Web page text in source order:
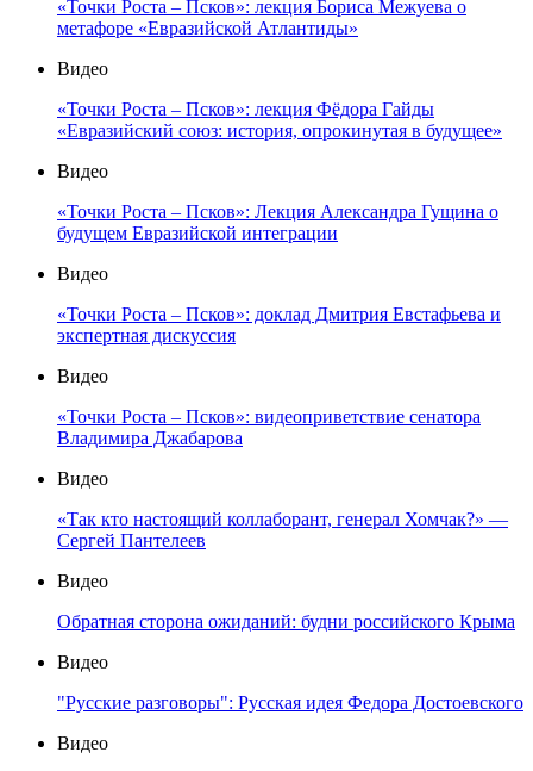
«Точки Роста – Псков»: лекция Бориса Межуева о
метафоре «Евразийской Атлантиды»
Видео
«Точки Роста – Псков»: лекция Фёдора Гайды
«Евразийский союз: история, опрокинутая в будущее»
Видео
«Точки Роста – Псков»: Лекция Александра Гущина о
будущем Евразийской интеграции
Видео
«Точки Роста – Псков»: доклад Дмитрия Евстафьева и
экспертная дискуссия
Видео
«Точки Роста – Псков»: видеоприветствие сенатора
Владимира Джабарова
Видео
«Так кто настоящий коллаборант, генерал Хомчак?» —
Сергей Пантелеев
Видео
Обратная сторона ожиданий: будни российского Крыма
Видео
"Русские разговоры": Русская идея Федора Достоевского
Видео